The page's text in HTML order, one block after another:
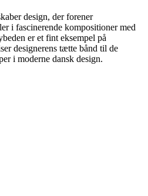
design, der forener
i fascinerende kompositioner med
er et fint eksempel på
designerens tætte bånd til de
i moderne dansk design.